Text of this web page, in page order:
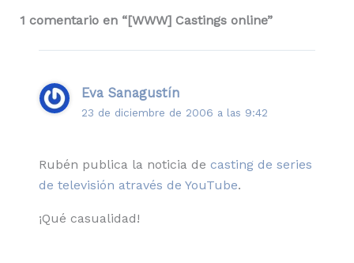
1 comentario en “[WWW] Castings online”
Eva Sanagustín
23 de diciembre de 2006 a las 9:42
Rubén publica la noticia de casting de series
de televisión através de YouTube.
¡Qué casualidad!